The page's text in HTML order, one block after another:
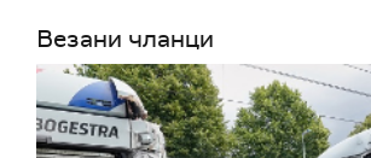
Везани чланци